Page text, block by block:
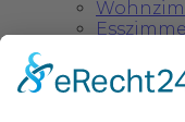
Kinder-